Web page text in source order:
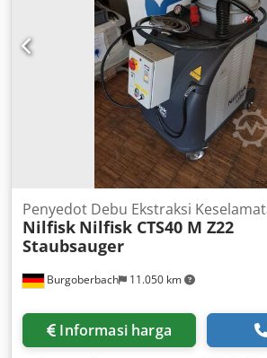
Burgoberbach 11.050 km
Penyedot Debu Ekstraksi
Nilfisk Nilfisk CTS40 M Z22
Staubsauger
Informasi harga